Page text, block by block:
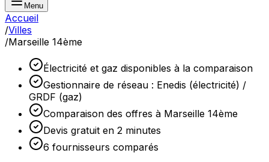
Menu
Accueil
/Villes
/Marseille 14ème
Électricité et gaz disponibles à la comparaison
Gestionnaire de réseau : Enedis (électricité) /
GRDF (gaz)
Comparaison des offres à Marseille 14ème
Devis gratuit en 2 minutes
6 fournisseurs comparés